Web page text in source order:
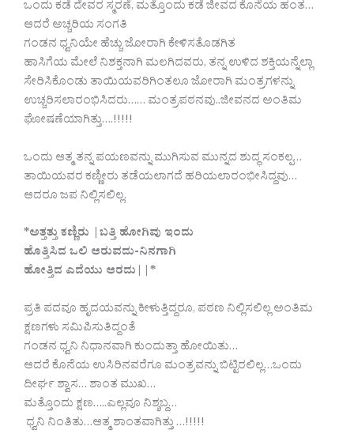
ಒಂದು ಕಡೆ ದೇವರ ಸ್ಮರಣೆ, ಮತ್ತೊಂದು ಕಡೆ ಜೀವದ ಕೊನೆಯ ಹಂತ…
ಆದರೆ ಅಚ್ಚರಿಯ ಸಂಗತಿ
ಗಂಡನ ಧ್ವನಿಯೇ ಹೆಚ್ಚು ಜೋರಾಗಿ ಕೇಳಿಸತೊಡಗಿತ
ಹಾಸಿಗೆಯ ಮೇಲೆ ನಿಶಕ್ತನಾಗಿ ಮಲಗಿದವರು, ತನ್ನ ಉಳಿದ ಶಕ್ತಿಯನ್ನೆಲ್ಲಾ
ಸೇರಿಸಿಕೊಂಡು ತಾಯಿಯವರಿಗಿಂತಲೂ ಜೋರಾಗಿ ಮಂತ್ರಗಳನ್ನು
ಉಚ್ಚರಿಸಲಾರಂಭಿಸಿದರು…… ಮಂತ್ರಪಠನವು..ಜೀವನದ ಅಂತಿಮ
ಘೋಷಣೆಯಾಗಿತ್ತು….!!!!!
ಒಂದು ಆತ್ಮ ತನ್ನ ಪಯಣವನ್ನು ಮುಗಿಸುವ ಮುನ್ನದ ಶುದ್ಧ ಸಂಕಲ್ಪ…
ತಾಯಿಯವರ ಕಣ್ಣೀರು ತಡೆಯಲಾಗದೆ ಹರಿಯಲಾರಂಭೀಸಿದ್ದವು…
ಆದರೂ ಜಪ ನಿಲ್ಲಿಸಲಿಲ್ಲ.
*ಅತ್ತತ್ತು ಕಣ್ಣಿರು |ಬತ್ತಿ ಹೋಗಿವು ಇಂದು
ಹೊತ್ತಿಸಿದ ಒಲಿ ಆರುವದು-ನಿನಗಾಗಿ
ಹೋತ್ತಿದ ಎದೆಯು ಆರದು||*
ಪ್ರತಿ ಪದವೂ ಹೃದಯವನ್ನು ಕೀಳುತ್ತಿದ್ದರೂ, ಪಠಣ ನಿಲ್ಲಿಸಲಿಲ್ಲ ಅಂತಿಮ
ಕ್ಷಣಗಳು ಸಮಿಪಿಸುತಿದ್ದಂತೆ
ಗಂಡನ ಧ್ವನಿ ನಿಧಾನವಾಗಿ ಕುಂದುತ್ತಾ ಹೋಯಿತು…
ಆದರೆ ಕೊನೆಯ ಉಸಿರಿನವರೆಗೂ ಮಂತ್ರವನ್ನು ಬಿಟ್ಟಿರಲಿಲ್ಲ…ಒಂದು
ದೀರ್ಘ ಶ್ವಾಸ… ಶಾಂತ ಮುಖ…
ಮತ್ತೊಂದು ಕ್ಷಣ…..ಎಲ್ಲವೂ ನಿಶ್ಶಬ್ದ…
ಧ್ವನಿ ನಿಂತಿತು…ಆತ್ಮ ಶಾಂತವಾಗಿತ್ತು …!!!!!